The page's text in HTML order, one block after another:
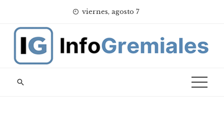
content
viernes, agosto 7